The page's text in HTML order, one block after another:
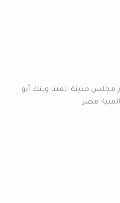
مجلس مدينة المنيا وبنك أبو
مصر